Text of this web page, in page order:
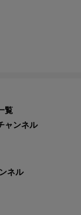
覧
ャンネル
ネル